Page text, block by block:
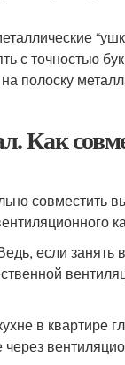
с точностью
полоску
Как
совместить
если занять
в квартире